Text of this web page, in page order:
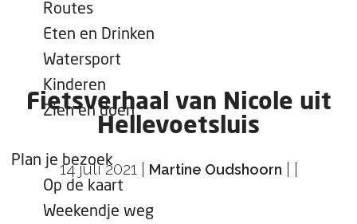
Routes
Eten en Drinken
Watersport
Kinderen
Zien en doen
Plan je bezoek
Op de kaart
Weekendje weg
Fietsverhaal van Nicole uit
Hellevoetsluis
14 juli 2021 Martine Oudshoorn